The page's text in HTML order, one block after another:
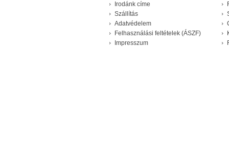
Irodánk címe
Szállítás
Adatvédelem
Felhasználási feltételek (ÁSZF)
Impresszum